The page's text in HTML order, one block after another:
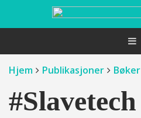
Hjem Publikasjoner Bøker
#Slavetech